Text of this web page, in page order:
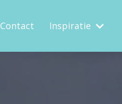
Contact Inspiratie